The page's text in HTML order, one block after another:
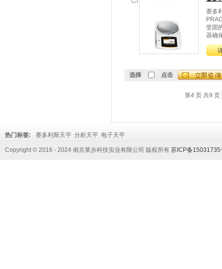
赛多
坚固
器确
选择 点击
第4 页 共9 页
热门标签: 赛多利斯天平 分析天平 电子天平
Copyright © 2016 - 2024 南京莱步科技实业有限公司 版权所有 苏ICP备15031735